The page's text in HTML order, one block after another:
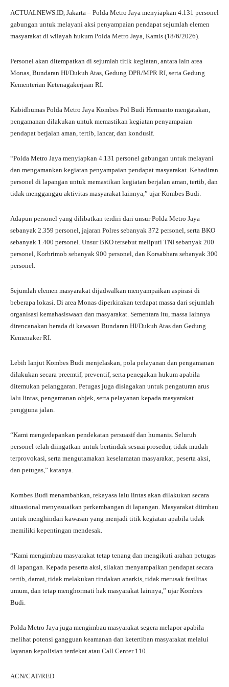
ts
A
gr
a
bo
ok
tte
r
re
ACTUALNEWS.ID, Jakarta – Polda Metro Jaya menyiapkan 4.131 personel
gabungan untuk melayani aksi penyampaian pendapat sejumlah elemen
masyarakat di wilayah hukum Polda Metro Jaya, Kamis (18/6/2026).
Personel akan ditempatkan di sejumlah titik kegiatan, antara lain area
Monas, Bundaran HI/Dukuh Atas, Gedung DPR/MPR RI, serta Gedung
Kementerian Ketenagakerjaan RI.
Kabidhumas Polda Metro Jaya Kombes Pol Budi Hermanto mengatakan,
pengamanan dilakukan untuk memastikan kegiatan penyampaian
pendapat berjalan aman, tertib, lancar, dan kondusif.
“Polda Metro Jaya menyiapkan 4.131 personel gabungan untuk melayani
dan mengamankan kegiatan penyampaian pendapat masyarakat. Kehadiran
personel di lapangan untuk memastikan kegiatan berjalan aman, tertib, dan
tidak mengganggu aktivitas masyarakat lainnya,” ujar Kombes Budi.
Adapun personel yang dilibatkan terdiri dari unsur Polda Metro Jaya
sebanyak 2.359 personel, jajaran Polres sebanyak 372 personel, serta BKO
sebanyak 1.400 personel. Unsur BKO tersebut meliputi TNI sebanyak 200
personel, Korbrimob sebanyak 900 personel, dan Korsabhara sebanyak 300
personel.
Sejumlah elemen masyarakat dijadwalkan menyampaikan aspirasi di
beberapa lokasi. Di area Monas diperkirakan terdapat massa dari sejumlah
organisasi kemahasiswaan dan masyarakat. Sementara itu, massa lainnya
direncanakan berada di kawasan Bundaran HI/Dukuh Atas dan Gedung
Kemenaker RI.
Lebih lanjut Kombes Budi menjelaskan, pola pelayanan dan pengamanan
dilakukan secara preemtif, preventif, serta penegakan hukum apabila
ditemukan pelanggaran. Petugas juga disiagakan untuk pengaturan arus
lalu lintas, pengamanan objek, serta pelayanan kepada masyarakat
pengguna jalan.
“Kami mengedepankan pendekatan persuasif dan humanis. Seluruh
personel telah diingatkan untuk bertindak sesuai prosedur, tidak mudah
terprovokasi, serta mengutamakan keselamatan masyarakat, peserta aksi,
dan petugas,” katanya.
Kombes Budi menambahkan, rekayasa lalu lintas akan dilakukan secara
situasional menyesuaikan perkembangan di lapangan. Masyarakat diimbau
untuk menghindari kawasan yang menjadi titik kegiatan apabila tidak
memiliki kepentingan mendesak.
“Kami mengimbau masyarakat tetap tenang dan mengikuti arahan petugas
di lapangan. Kepada peserta aksi, silakan menyampaikan pendapat secara
tertib, damai, tidak melakukan tindakan anarkis, tidak merusak fasilitas
umum, dan tetap menghormati hak masyarakat lainnya,” ujar Kombes
Budi.
Polda Metro Jaya juga mengimbau masyarakat segera melapor apabila
melihat potensi gangguan keamanan dan ketertiban masyarakat melalui
layanan kepolisian terdekat atau Call Center 110.
ACN/CAT/RED